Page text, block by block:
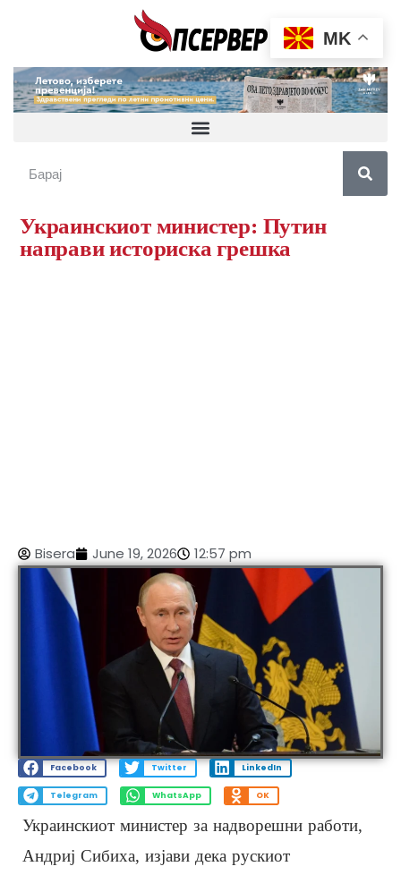
Украинскиот министер: Путин
направи историска грешка
Bisera June 19, 2026 12:57 pm
Facebook Twitter LinkedIn
Telegram WhatsApp OK
Украинскиот министер за надворешни работи,
Андриј Сибиха, изјави дека рускиот
MK